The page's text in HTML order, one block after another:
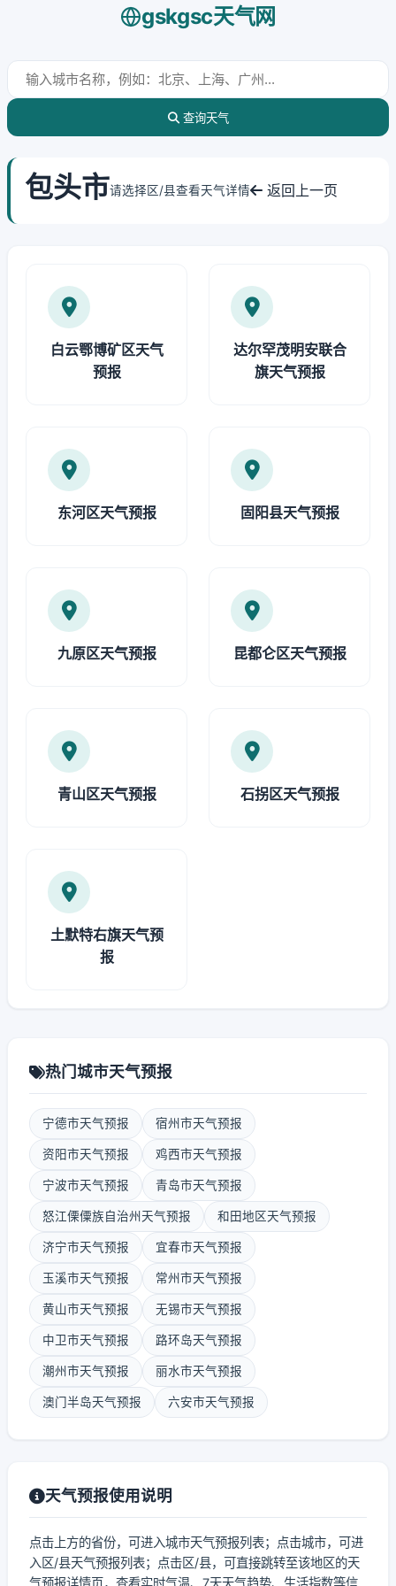
gskgsc天气网
查询天气
包头市请选择区/县查看天气详情 返回上一页
白云鄂博矿区天气
预报
达尔罕茂明安联合
旗天气预报
东河区天气预报 固阳县天气预报
九原区天气预报 昆都仑区天气预报
青山区天气预报 石拐区天气预报
土默特右旗天气预
报
热门城市天气预报
宁德市天气预报 宿州市天气预报
资阳市天气预报 鸡西市天气预报
宁波市天气预报 青岛市天气预报
怒江傈僳族自治州天气预报 和田地区天气预报
济宁市天气预报 宜春市天气预报
玉溪市天气预报 常州市天气预报
黄山市天气预报 无锡市天气预报
中卫市天气预报 路环岛天气预报
潮州市天气预报 丽水市天气预报
澳门半岛天气预报 六安市天气预报
天气预报使用说明
点击上方的省份，可进入城市天气预报列表；点击城市，可进
入区/县天气预报列表；点击区/县，可直接跳转至该地区的天
气预报详情页，查看实时气温、7天天气趋势、生活指数等信